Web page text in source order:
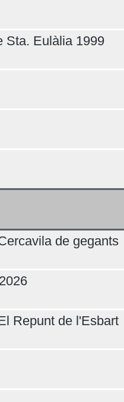
Sta. Eulàlia 1999
de gegants
Repunt de l'Esbart